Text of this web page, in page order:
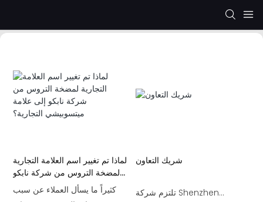
لماذا تم تغيير اسم العلامة التجارية
لمضخة التروس من شركة نابكو
إلى علامة ميتسوبيشي التجارية؟
كثيراً ما يسأل العملاء عن سبب
شريك التعاون
تلتزم شركة Shenzhen